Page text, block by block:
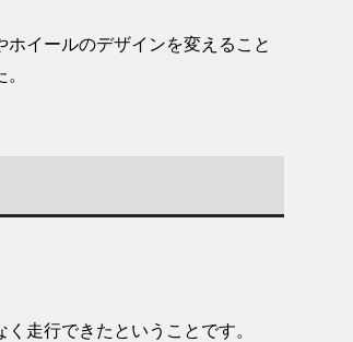
イールのデザインを変えること
走行できたということです。